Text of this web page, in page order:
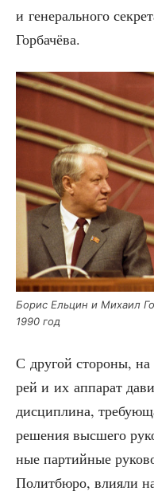
и гене­раль­но­го
Горбачёва.
Борис Ель­цин и Миха­ил
1990 год
С дру­гой сто­ро­ны,
рей и их аппа­рат
дис­ци­пли­на,
реше­ния выс­ше­го
ные пар­тий­ные
Полит­бю­ро, вли­я­ли